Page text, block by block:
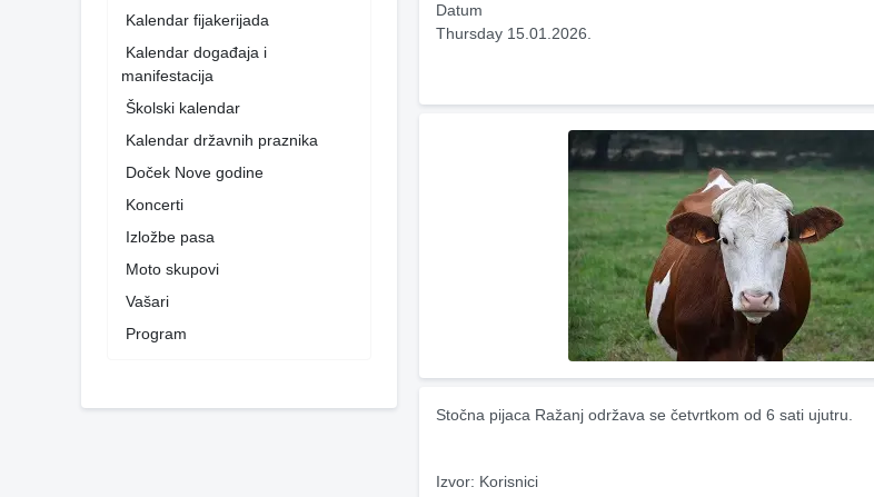
Kalendar fijakerijada
Kalendar događaja i
manifestacija
Školski kalendar
Kalendar državnih praznika
Doček Nove godine
Koncerti
Izložbe pasa
Moto skupovi
Vašari
Program
Datum
Thursday 15.01.2026.
Stočna pijaca Ražanj održava se četvrtkom od 6 sati ujutru.
Izvor: Korisnici